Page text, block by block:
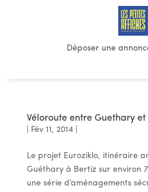
Déposer une
Véloroute entre Guethary et
Fév 11, 2014|
Le projet Euroziklo, itinéraire
Guéthary à Bertiz sur environ
une série d’aménagements